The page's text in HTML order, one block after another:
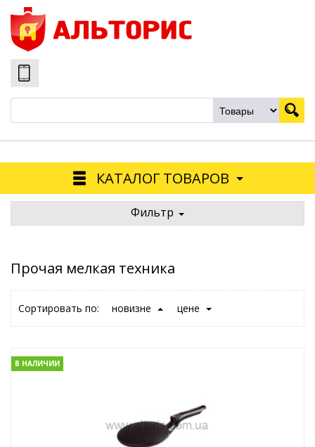
КАТАЛОГ ТОВАРОВ
Фильтр
Прочая мелкая техника
Сортировать по: новизне цене
В НАЛИЧИИ